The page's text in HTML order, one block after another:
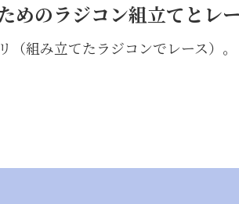
めのラジコン組立てとレ
組み立てたラジコンでレース）。